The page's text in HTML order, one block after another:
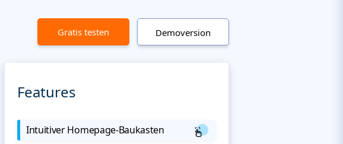
Gratis testen Demoversion
Features
Intuitiver Homepage-Baukasten